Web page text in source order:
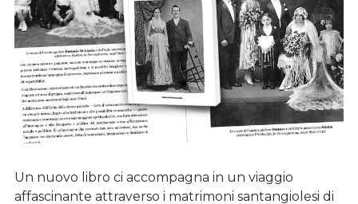
Un nuovo libro ci accompagna in un viaggio
affascinante attraverso i matrimoni santangiolesi di